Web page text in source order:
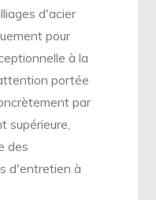
d'acier
pour
à la
portée
par
supérieure,
des
d'entretien à